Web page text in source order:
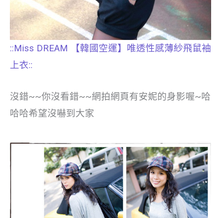
::Miss DREAM 【韓國空運】唯透性感薄紗飛鼠袖
上衣::
沒錯~~你沒看錯~~網拍網頁有安妮的身影喔~哈
哈哈希望沒嚇到大家